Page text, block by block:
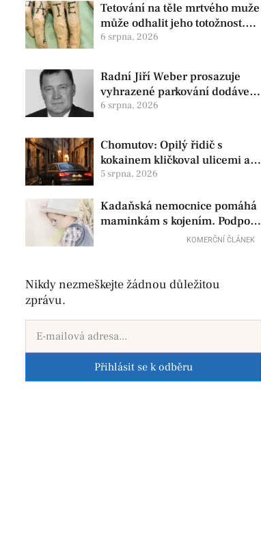
Tetování na těle mrtvého muže
může odhalit jeho totožnost.
Policie žádá o pomoc
6 srpna, 2026
Radní Jiří Weber prosazuje
vyhrazené parkování dodávek
v Chomutově
6 srpna, 2026
Chomutov: Opilý řidič s
kokainem kličkoval ulicemi a
zkoušel uplatit policisty
5 srpna, 2026
Kadaňská nemocnice pomáhá
maminkám s kojením. Podpora
začíná už před porodem
KOMERČNÍ ČLÁNEK
Nikdy nezmeškejte žádnou důležitou
zprávu.
Přihlásit se k odběru